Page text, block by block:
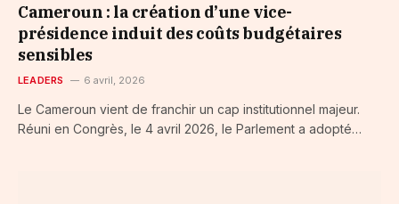
Cameroun : la création d’une vice-
présidence induit des coûts budgétaires
sensibles
LEADERS 6 avril, 2026
Le Cameroun vient de franchir un cap institutionnel majeur.
Réuni en Congrès, le 4 avril 2026, le Parlement a adopté…